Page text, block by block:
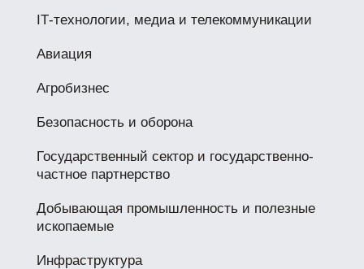
IТ-технологии, медиа и телекоммуникации
Авиация
Агробизнес
Безопасность и оборона
Государственный сектор и государственно-
частное партнерство
Добывающая промышленность и полезные
ископаемые
Инфраструктура